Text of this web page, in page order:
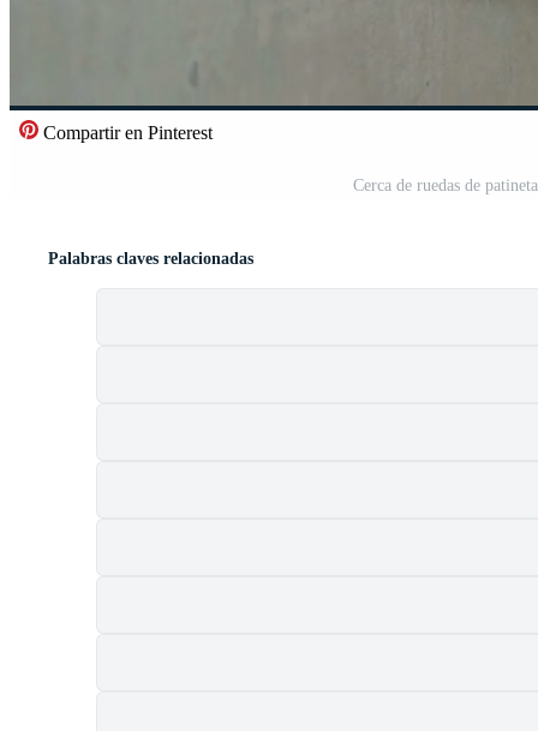
Compartir en Pinterest
Cerca de ruedas de
Palabras claves relacionadas